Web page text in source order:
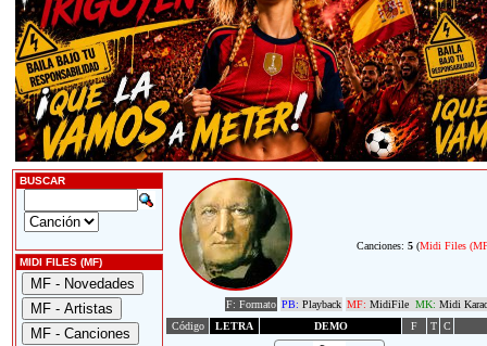
BUSCAR
MIDI FILES (MF)
Canciones: 5 (Midi Files
F: Formato PB: Playback MF: MidiFile MK: Midi
Código
LETRA DEMO F T C